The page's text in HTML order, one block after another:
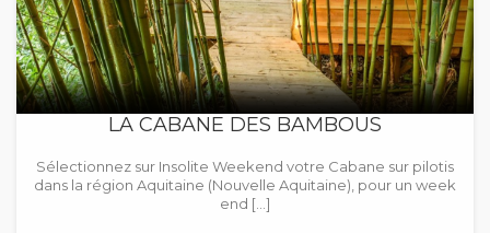
LA CABANE DES BAMBOUS
Sélectionnez sur Insolite Weekend votre Cabane sur pilotis
dans la région Aquitaine (Nouvelle Aquitaine), pour un week
end […]